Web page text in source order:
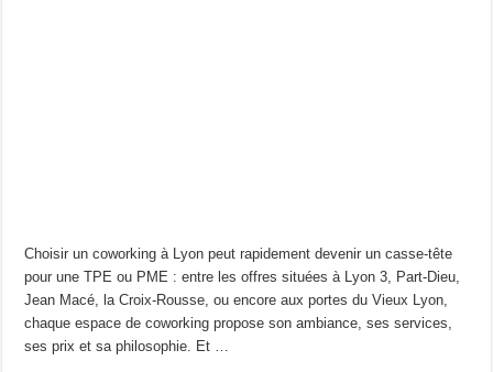
Choisir un coworking à Lyon peut rapidement devenir un casse-tête
pour une TPE ou PME : entre les offres situées à Lyon 3, Part-Dieu,
Jean Macé, la Croix-Rousse, ou encore aux portes du Vieux Lyon,
chaque espace de coworking propose son ambiance, ses services,
ses prix et sa philosophie. Et …